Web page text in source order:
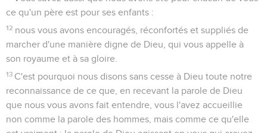
ce qu'un père est pour ses enfants :
12 nous vous avons encouragés, réconfortés et suppliés de
marcher d'une manière digne de Dieu, qui vous appelle à
son royaume et à sa gloire.
13 C'est pourquoi nous disons sans cesse à Dieu toute notre
reconnaissance de ce que, en recevant la parole de Dieu
que nous vous avons fait entendre, vous l'avez accueillie
non comme la parole des hommes, mais comme ce qu'elle